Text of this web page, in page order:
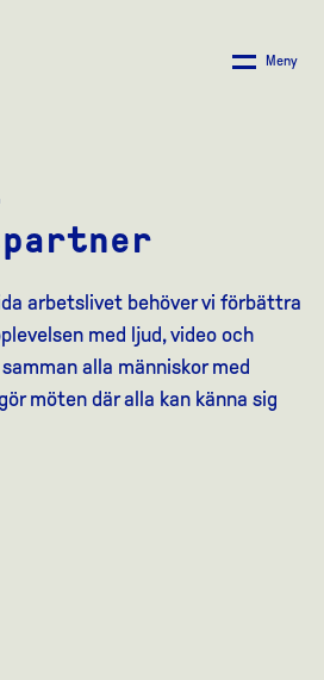
Meny
arbetslivet behöver vi förbättra
med ljud, video och
alla människor med
möten där alla kan känna sig